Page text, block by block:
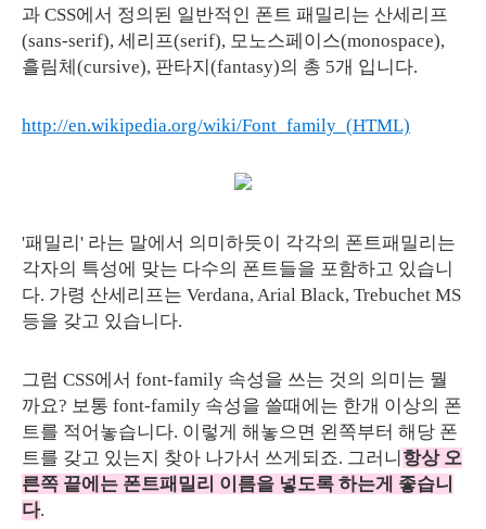
과 CSS에서 정의된 일반적인 폰트 패밀리는 산세리프
(sans-serif), 세리프(serif), 모노스페이스(monospace),
흘림체(cursive), 판타지(fantasy)의 총 5개 입니다.
http://en.wikipedia.org/wiki/Font_family_(HTML)
'패밀리' 라는 말에서 의미하듯이 각각의 폰트패밀리는
각자의 특성에 맞는 다수의 폰트들을 포함하고 있습니
다. 가령 산세리프는 Verdana, Arial Black, Trebuchet MS
등을 갖고 있습니다.
그럼 CSS에서 font-family 속성을 쓰는 것의 의미는 뭘
까요? 보통 font-family 속성을 쓸때에는 한개 이상의 폰
트를 적어놓습니다. 이렇게 해놓으면 왼쪽부터 해당 폰
트를 갖고 있는지 찾아 나가서 쓰게되죠. 그러니 항상 오
른쪽 끝에는 폰트패밀리 이름을 넣도록 하는게 좋습니
다.